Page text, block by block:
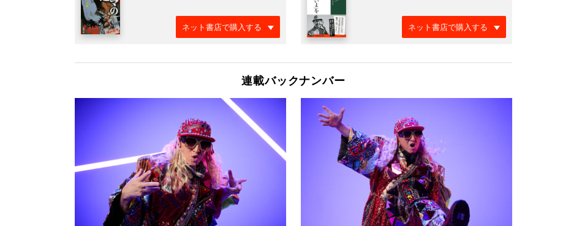
ネット書店で購入する ネット書店で購入する
連載バックナンバー